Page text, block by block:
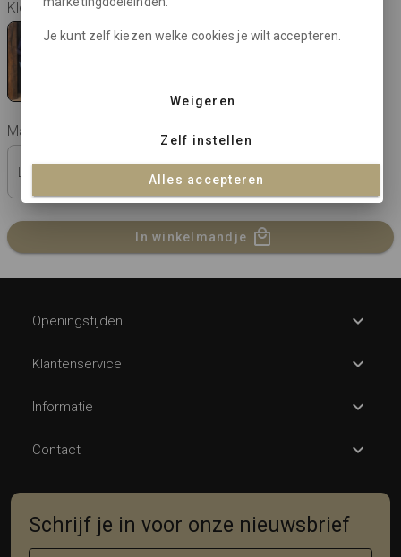
Kleur: blu notte
Maat:
2XL (50) 3XL (52)
In winkelmandje
Openingstijden
Klantenservice
Informatie
Contact
Schrijf je in voor onze nieuwsbrief
Je kunt zelf kiezen welke cookies je wilt accepteren.
Weigeren
Zelf instellen
Alles accepteren